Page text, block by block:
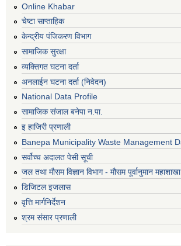
Online Khabar
चेष्टा साप्ताहिक
केन्द्रीय पंजिकरण विभाग
सामाजिक सुरक्षा
व्यक्तिगत घटना दर्ता
अनलाईन घटना दर्ता (निवेदन)
National Data Profile
सामाजिक संजाल बनेपा न.पा.
इ हाजिरी प्रणाली
Banepa Municipality Waste Management
सर्वोच्च अदालत पेसी सूची
जल तथा मौसम विज्ञान विभाग - मौसम पूर्वानुमान महाशाखा
डिजिटल इजलास
वृत्ति मार्गनिर्देशन
श्रम संसार प्रणाली